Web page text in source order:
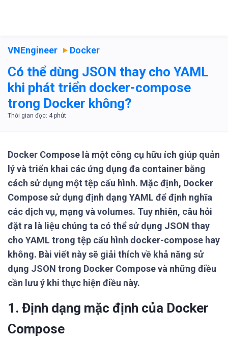
VNEngineer Docker
Có thể dùng JSON thay cho YAML
khi phát triển docker-compose
trong Docker không?
Docker Compose là một công cụ hữu ích giúp quản
lý và triển khai các ứng dụng đa container bằng
cách sử dụng một tệp cấu hình. Mặc định, Docker
Compose sử dụng định dạng YAML để định nghĩa
các dịch vụ, mạng và volumes. Tuy nhiên, câu hỏi
đặt ra là liệu chúng ta có thể sử dụng JSON thay
cho YAML trong tệp cấu hình docker-compose hay
không. Bài viết này sẽ giải thích về khả năng sử
dụng JSON trong Docker Compose và những điều
cần lưu ý khi thực hiện điều này.
1. Định dạng mặc định của Docker
Compose